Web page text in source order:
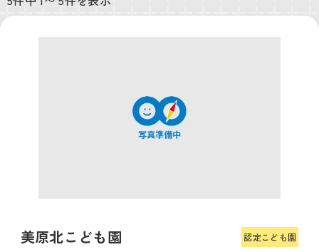
美原北こども園 認定こども園